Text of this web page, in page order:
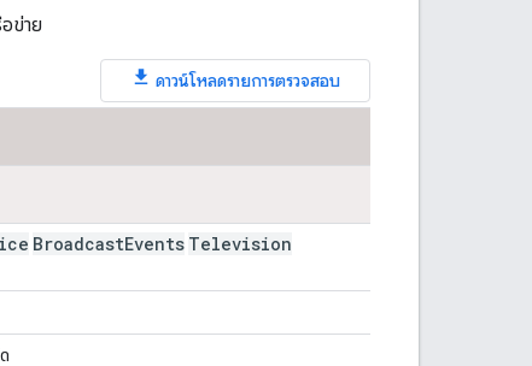
ข่าย
ดาวน์โหลดรายการตรวจสอบ
BroadcastEvents Television